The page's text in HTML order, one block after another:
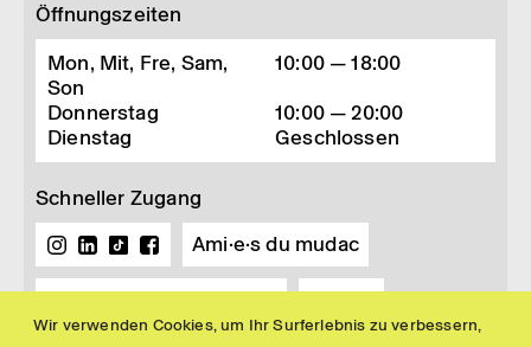
Wir verwenden Cookies, um Ihr Surferlebnis zu verbessern,
Öffnungszeiten
Mon, Mit, Fre, Sam,
Son
10:00 — 18:00
Donnerstag
10:00 — 20:00
Dienstag
Geschlossen
Schneller Zugang
Ami·e·s du mudac
Buchhandlung und Shop Presse